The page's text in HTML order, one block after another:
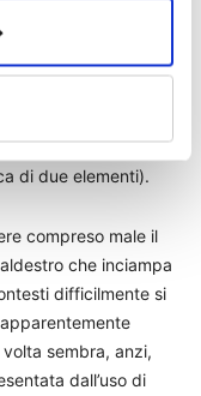
di legittimità
carenza sia degli
medesimo
dalla semplice
di due elementi).
compreso male il
che inciampa
difficilmente si
sembra, anzi,
dall’uso di